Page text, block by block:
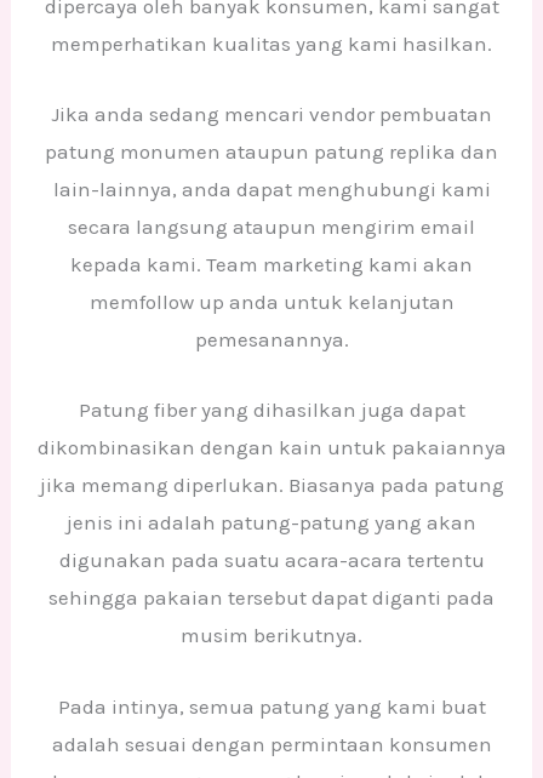
dipercaya oleh banyak konsumen, kami sangat
memperhatikan kualitas yang kami hasilkan.
Jika anda sedang mencari vendor pembuatan
patung monumen ataupun patung replika dan
lain-lainnya, anda dapat menghubungi kami
secara langsung ataupun mengirim email
kepada kami. Team marketing kami akan
memfollow up anda untuk kelanjutan
pemesanannya.
Patung fiber yang dihasilkan juga dapat
dikombinasikan dengan kain untuk pakaiannya
jika memang diperlukan. Biasanya pada patung
jenis ini adalah patung-patung yang akan
digunakan pada suatu acara-acara tertentu
sehingga pakaian tersebut dapat diganti pada
musim berikutnya.
Pada intinya, semua patung yang kami buat
adalah sesuai dengan permintaan konsumen